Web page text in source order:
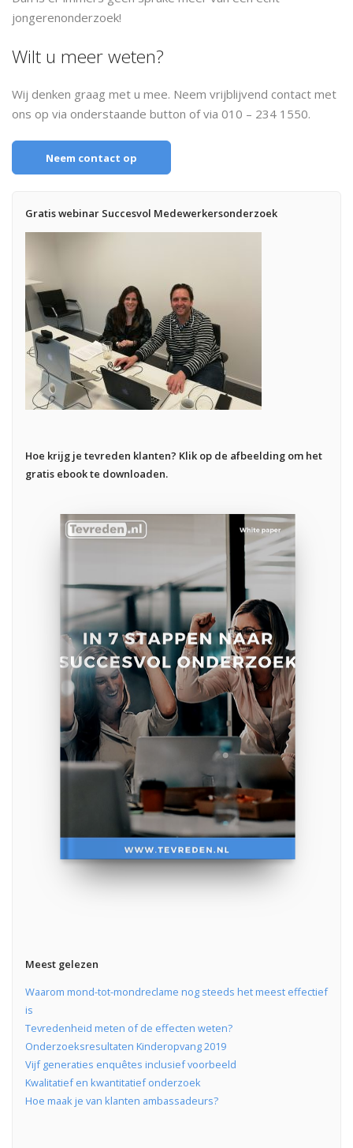
jongerenonderzoek!
Wilt u meer weten?
Wij denken graag met u mee. Neem vrijblijvend contact met
ons op via onderstaande button of via 010 – 234 1550.
Neem contact op
Gratis webinar Succesvol Medewerkersonderzoek
Hoe krijg je tevreden klanten? Klik op de afbeelding om het
gratis ebook te downloaden.
Meest gelezen
Waarom mond-tot-mondreclame nog steeds het meest effectief
is
Tevredenheid meten of de effecten weten?
Onderzoeksresultaten Kinderopvang 2019
Vijf generaties enquêtes inclusief voorbeeld
Kwalitatief en kwantitatief onderzoek
Hoe maak je van klanten ambassadeurs?